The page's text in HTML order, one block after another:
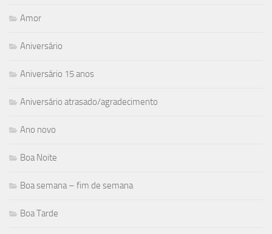
Amor
Aniversário
Aniversário 15 anos
Aniversário atrasado/agradecimento
Ano novo
Boa Noite
Boa semana – fim de semana
Boa Tarde